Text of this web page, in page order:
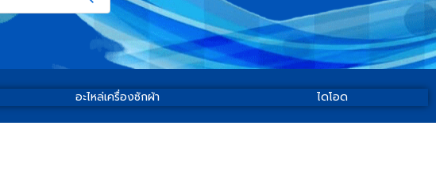
อะไหล่เครื่องซักผ้า ไดโอด